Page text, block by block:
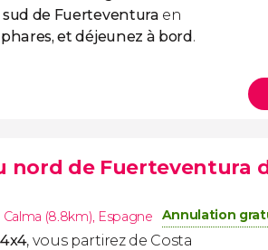
sud de Fuerteventura en
et déjeunez à bord.
nord de Fuerteventura
Calma (8.8km), Espagne Annulation
, vous partirez de Costa